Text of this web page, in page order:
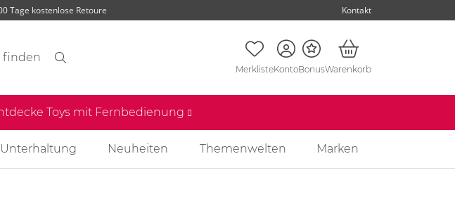
Tage kostenlose Retoure Kontakt
MerklisteKontoBonusWarenkorb
Toys mit Fernbedienung
Unterhaltung Neuheiten Themenwelten Marken